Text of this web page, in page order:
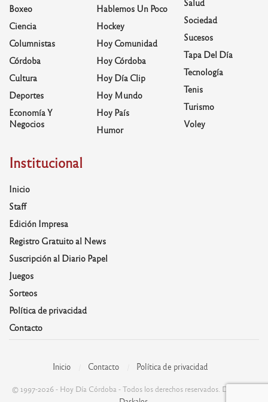
Boxeo
Ciencia
Columnistas
Córdoba
Cultura
Deportes
Economía Y
Negocios
Hablemos Un Poco
Hockey
Hoy Comunidad
Hoy Córdoba
Hoy Día Clip
Hoy Mundo
Hoy País
Humor
Sociedad
Sucesos
Tapa Del Día
Tecnología
Tenis
Turismo
Voley
Institucional
Inicio
Staff
Edición Impresa
Registro Gratuito al News
Suscripción al Diario Papel
Juegos
Sorteos
Política de privacidad
Contacto
Inicio Contacto Política de privacidad
© 1997-2026 - Hoy Día Córdoba - Todos los derechos reservados. Desarrolla: